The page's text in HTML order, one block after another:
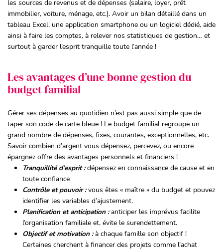
les sources de revenus et de dépenses (salaire, loyer, prêt
immobilier, voiture, ménage, etc.). Avoir un bilan détaillé dans un
tableau Excel, une application smartphone ou un logiciel dédié, aide
ainsi à faire les comptes, à relever nos statistiques de gestion… et
surtout à garder l’esprit tranquille toute l’année !
Les avantages d’une bonne gestion du
budget familial
Gérer ses dépenses au quotidien n’est pas aussi simple que de
taper son code de carte bleue ! Le budget familial regroupe un
grand nombre de dépenses, fixes, courantes, exceptionnelles, etc.
Savoir combien d’argent vous dépensez, percevez, ou encore
épargnez offre des avantages personnels et financiers !
Tranquillité d’esprit:dépensez en connaissance de cause et en
toute confiance
Contrôle et pouvoir:vous êtes « maître » du budget et pouvez
identifier les variables d’ajustement.
Planification et anticipation:anticiper les imprévus facilite
l’organisation familiale et, évite le surendettement.
Objectif et motivation:à chaque famille son objectif !
Certaines cherchent à financer des projets comme l’achat